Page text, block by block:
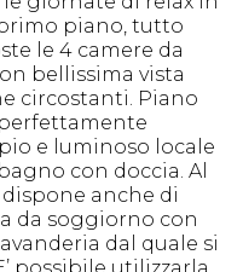
piano, tutto
le 4 camere da
bellissima vista
circostanti. Piano
e luminoso locale
con doccia. Al
anche di
da soggiorno con
dal quale si